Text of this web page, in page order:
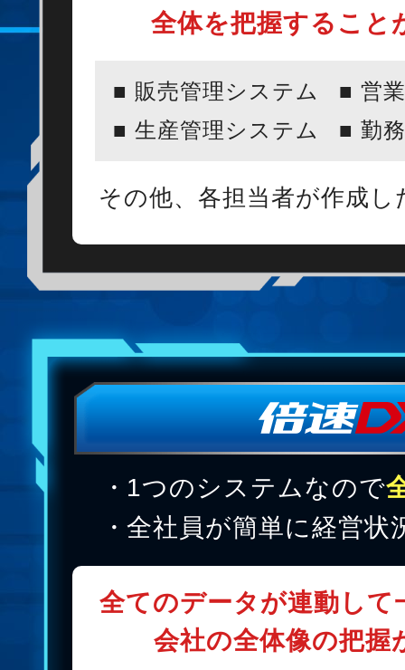
全体を把握すること
販売管理システム
営
生産管理システム
勤
その他、各担当者が作成
1つのシステムなので
全社員が簡単に経営状
全てのデータが連動して
会社の全体像の把握